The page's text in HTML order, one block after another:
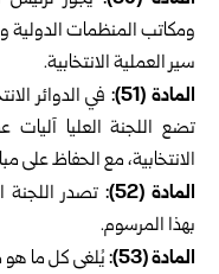
ومكاتب المنظمات الدولية
سير العملية الانتخابية.
المادة (51):
في الدوائر
تضع اللجنة العليا
الانتخابية، مع الحفاظ على
المادة (52):
تصدر اللجنة
بهذا المرسوم.
المادة (53): يُلغى كل ما هو